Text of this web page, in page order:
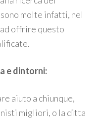
molte infatti, nel
offrire questo
e dintorni:
aiuto a chiunque,
migliori, o la ditta